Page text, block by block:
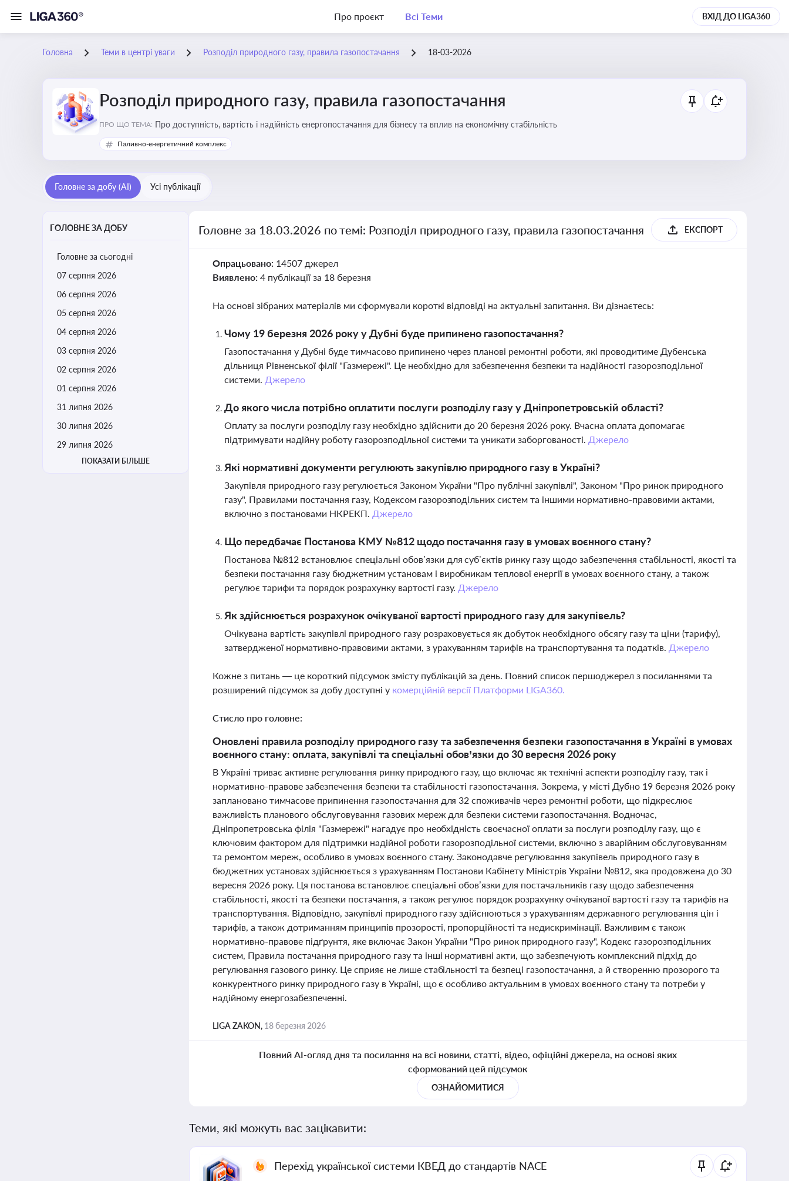
Про проєкт Всі Теми ВХІД ДО LIGA360
Головна Теми в центрі уваги Розподіл природного газу, правила газопостачання 18-03-2026
Розподіл природного газу, правила газопостачання
ПРО ЩО ТЕМА: Про доступність, вартість і надійність енергопостачання для бізнесу та вплив на економічну стабільність
Паливно-енергетичний комплекс
Головне за добу (AI) Усі публікації
ГОЛОВНЕ ЗА ДОБУ
Головне за сьогодні
07 серпня 2026
06 серпня 2026
05 серпня 2026
04 серпня 2026
03 серпня 2026
02 серпня 2026
01 серпня 2026
31 липня 2026
30 липня 2026
29 липня 2026
ПОКАЗАТИ БІЛЬШЕ
Головне за 18.03.2026 по темі: Розподіл природного газу, правила газопостачання ЕКСПОРТ
Опрацьовано: 14507 джерел
Виявлено: 4 публікації за 18 березня
На основі зібраних матеріалів ми сформували короткі відповіді на актуальні запитання. Ви дізнаєтесь:
Чому 19 березня 2026 року у Дубні буде припинено газопостачання?
Газопостачання у Дубні буде тимчасово припинено через планові ремонтні роботи, які проводитиме Дубенська
дільниця Рівненської філії "Газмережі". Це необхідно для забезпечення безпеки та надійності газорозподільної
системи. Джерело
До якого числа потрібно оплатити послуги розподілу газу у Дніпропетровській області?
Оплату за послуги розподілу газу необхідно здійснити до 20 березня 2026 року. Вчасна оплата допомагає
підтримувати надійну роботу газорозподільної системи та уникати заборгованості. Джерело
Які нормативні документи регулюють закупівлю природного газу в Україні?
Закупівля природного газу регулюється Законом України "Про публічні закупівлі", Законом "Про ринок природного
газу", Правилами постачання газу, Кодексом газорозподільних систем та іншими нормативно-правовими актами,
включно з постановами НКРЕКП. Джерело
Що передбачає Постанова КМУ №812 щодо постачання газу в умовах воєнного стану?
Постанова №812 встановлює спеціальні обов’язки для суб’єктів ринку газу щодо забезпечення стабільності, якості та
безпеки постачання газу бюджетним установам і виробникам теплової енергії в умовах воєнного стану, а також
регулює тарифи та порядок розрахунку вартості газу. Джерело
Як здійснюється розрахунок очікуваної вартості природного газу для закупівель?
Очікувана вартість закупівлі природного газу розраховується як добуток необхідного обсягу газу та ціни (тарифу),
затвердженої нормативно-правовими актами, з урахуванням тарифів на транспортування та податків. Джерело
Кожне з питань — це короткий підсумок змісту публікацій за день. Повний список першоджерел з посиланнями та
розширений підсумок за добу доступні у комерційній версії Платформи LIGA360.
Стисло про головне:
Оновлені правила розподілу природного газу та забезпечення безпеки газопостачання в Україні в умовах
воєнного стану: оплата, закупівлі та спеціальні обов’язки до 30 вересня 2026 року
В Україні триває активне регулювання ринку природного газу, що включає як технічні аспекти розподілу газу, так і
нормативно-правове забезпечення безпеки та стабільності газопостачання. Зокрема, у місті Дубно 19 березня 2026 року
заплановано тимчасове припинення газопостачання для 32 споживачів через ремонтні роботи, що підкреслює
важливість планового обслуговування газових мереж для безпеки системи газопостачання. Водночас,
Дніпропетровська філія "Газмережі" нагадує про необхідність своєчасної оплати за послуги розподілу газу, що є
ключовим фактором для підтримки надійної роботи газорозподільної системи, включно з аварійним обслуговуванням
та ремонтом мереж, особливо в умовах воєнного стану. Законодавче регулювання закупівель природного газу в
бюджетних установах здійснюється з урахуванням Постанови Кабінету Міністрів України №812, яка продовжена до 30
вересня 2026 року. Ця постанова встановлює спеціальні обов’язки для постачальників газу щодо забезпечення
стабільності, якості та безпеки постачання, а також регулює порядок розрахунку очікуваної вартості газу та тарифів на
транспортування. Відповідно, закупівлі природного газу здійснюються з урахуванням державного регулювання цін і
тарифів, а також дотриманням принципів прозорості, пропорційності та недискримінації. Важливим є також
нормативно-правове підґрунтя, яке включає Закон України "Про ринок природного газу", Кодекс газорозподільних
систем, Правила постачання природного газу та інші нормативні акти, що забезпечують комплексний підхід до
регулювання газового ринку. Це сприяє не лише стабільності та безпеці газопостачання, а й створенню прозорого та
конкурентного ринку природного газу в Україні, що є особливо актуальним в умовах воєнного стану та потреби у
надійному енергозабезпеченні.
LIGA ZAKON, 18 березня 2026
Повний AI-огляд дня та посилання на всі новини, статті, відео, офіційні джерела, на основі яких
сформований цей підсумок
ОЗНАЙОМИТИСЯ
Теми, які можуть вас зацікавити:
Перехід української системи КВЕД до стандартів NACE